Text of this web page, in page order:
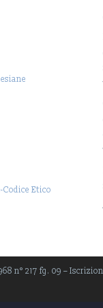
Etico
n° 217 fg. 09 –